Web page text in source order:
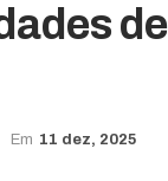
de
Em 11 dez, 2025